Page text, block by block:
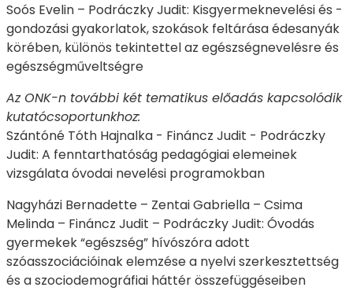
Soós Evelin – Podráczky Judit: Kisgyermeknevelési és -
gondozási gyakorlatok, szokások feltárása édesanyák
körében, különös tekintettel az egészségnevelésre és
egészségműveltségre
Az ONK-n további két tematikus előadás kapcsolódik
kutatócsoportunkhoz:
Szántóné Tóth Hajnalka - Fináncz Judit - Podráczky
Judit: A fenntarthatóság pedagógiai elemeinek
vizsgálata óvodai nevelési programokban
Nagyházi Bernadette – Zentai Gabriella – Csima
Melinda – Fináncz Judit – Podráczky Judit: Óvodás
gyermekek “egészség” hívószóra adott
szóasszociációinak elemzése a nyelvi szerkesztettség
és a szociodemográfiai háttér összefüggéseiben